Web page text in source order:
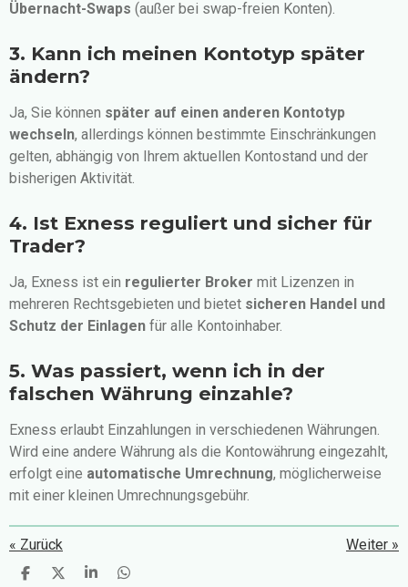
Übernacht-Swaps (außer bei swap-freien Konten).
3. Kann ich meinen Kontotyp später
ändern?
Ja, Sie können später auf einen anderen Kontotyp
wechseln, allerdings können bestimmte Einschränkungen
gelten, abhängig von Ihrem aktuellen Kontostand und der
bisherigen Aktivität.
4. Ist Exness reguliert und sicher für
Trader?
Ja, Exness ist ein regulierter Broker mit Lizenzen in
mehreren Rechtsgebieten und bietet sicheren Handel und
Schutz der Einlagen für alle Kontoinhaber.
5. Was passiert, wenn ich in der
falschen Währung einzahle?
Exness erlaubt Einzahlungen in verschiedenen Währungen.
Wird eine andere Währung als die Kontowährung eingezahlt,
erfolgt eine automatische Umrechnung, möglicherweise
mit einer kleinen Umrechnungsgebühr.
« Zurück Weiter »
T
T
T
T